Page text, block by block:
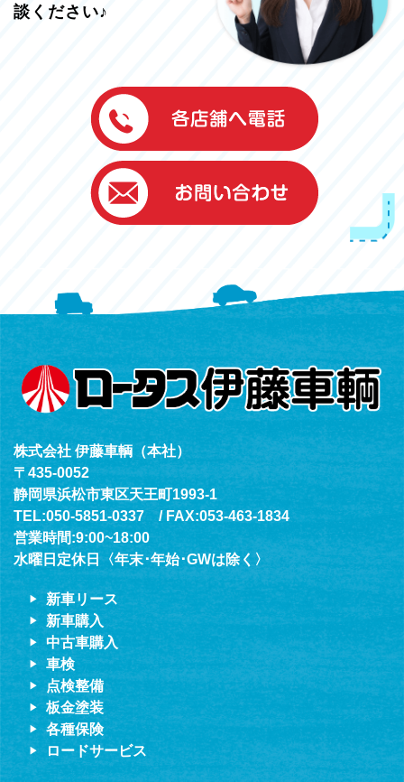
談ください♪
伊藤車輌（本社）
050-5851-0337
グッドワン浜松
050-5851-0338
浜北店
050-5851-0339
（年中無休24h対応）
株式会社 伊藤車輌（本社）
〒435-0052
静岡県浜松市東区天王町1993-1
TEL:050-5851-0337 / FAX:053-463-1834
営業時間:9:00~18:00
水曜日定休日〈年末･年始･GWは除く〉
新車リース
新車購入
中古車購入
車検
点検整備
板金塗装
各種保険
ロードサービス